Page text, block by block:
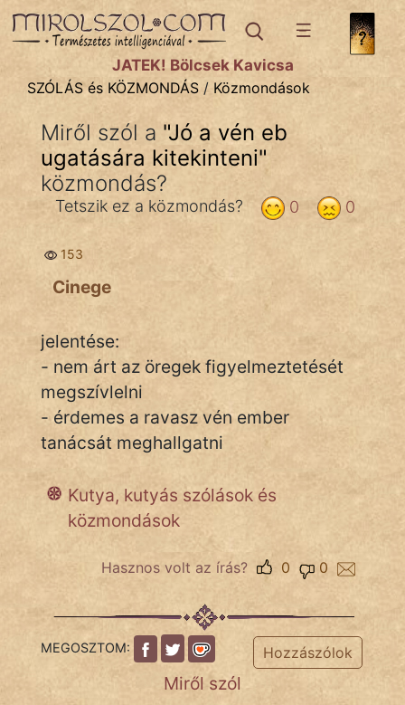
SZÓLÁS ÉS KÖZMONDÁStémák:
Bibliai
Közmondások
Rímelő
Szólások
Tréfás
ZENE
JÁTÉK! Bölcsek Kavicsa
SZÓLÁS és KÖZMONDÁS / Közmondások
Miről szól a "Jó a vén eb
ugatására kitekinteni"
közmondás?
0
0
Tetszik ez a közmondás?
153
Cinege
jelentése:
- nem árt az öregek figyelmeztetését
megszívlelni
- érdemes a ravasz vén ember
tanácsát meghallgatni
Kutya, kutyás szólások és
közmondások
Hasznos volt az írás? 0
0
MEGOSZTOM: Hozzászólok
Miről szól